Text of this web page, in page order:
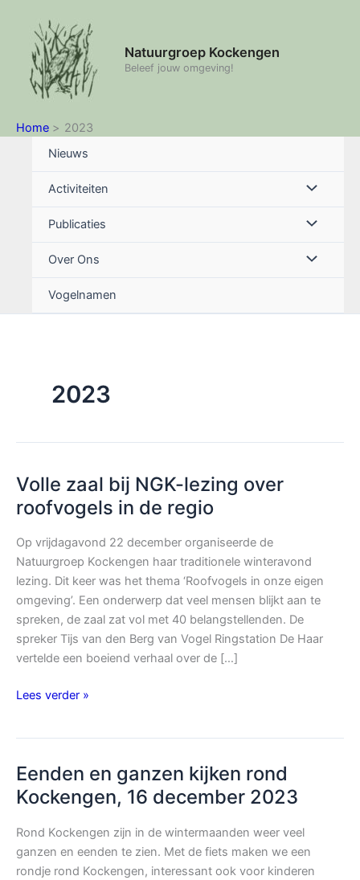
inhoud
Natuurgroep Kockengen
Beleef jouw omgeving!
Home
2023
Nieuws
Activiteiten Menu
schakelen
Publicaties Menu
schakelen
Over Ons Menu
Vogelnamen
2023
Volle zaal bij NGK-lezing over
roofvogels in de regio
Op vrijdagavond 22 december organiseerde de
Natuurgroep Kockengen haar traditionele winteravond
lezing. Dit keer was het thema ‘Roofvogels in onze eigen
omgeving’. Een onderwerp dat veel mensen blijkt aan te
spreken, de zaal zat vol met 40 belangstellenden. De
spreker Tijs van den Berg van Vogel Ringstation De Haar
vertelde een boeiend verhaal over de […]
Volle
lezing
over
in
de
regio
Lees verder »
Eenden en ganzen kijken rond
Kockengen, 16 december 2023
Rond Kockengen zijn in de wintermaanden weer veel
ganzen en eenden te zien. Met de fiets maken we een
rondje rond Kockengen, interessant ook voor kinderen